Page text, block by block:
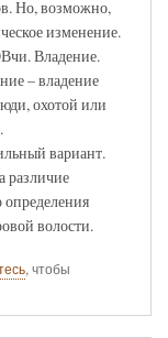
Но, возможно,
изменение.
Владение.
– владение
охотой или
вариант.
различие
определения
волости.
, чтобы